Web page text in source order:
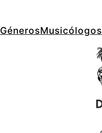
GénerosMusicólogos